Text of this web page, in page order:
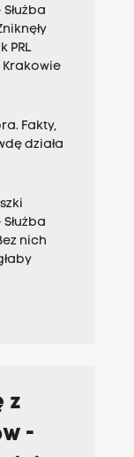
PRL
Krakowie
Fakty,
działa
nich
z
-